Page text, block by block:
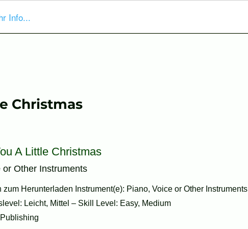
Info...
Christmas
A Little Christmas
or Other Instruments
zum Herunterladen Instrument(e): Piano, Voice or Other Instruments
Leicht, Mittel – Skill Level: Easy, Medium